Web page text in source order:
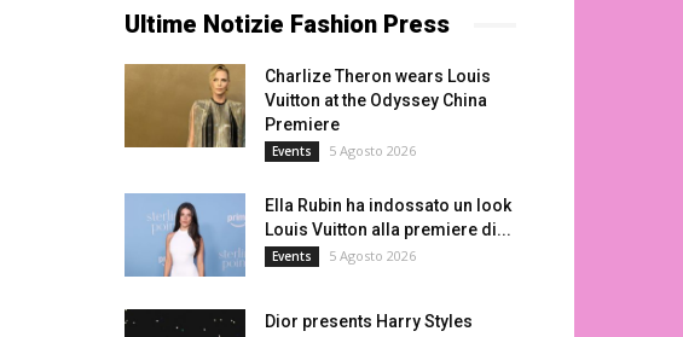
Ultime Notizie Fashion Press
Charlize Theron wears Louis
Vuitton at the Odyssey China
Premiere
Events 5 Agosto 2026
Ella Rubin ha indossato un look
Louis Vuitton alla premiere di...
Events 5 Agosto 2026
Dior presents Harry Styles